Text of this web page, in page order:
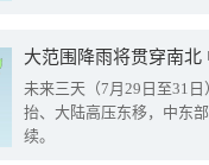
大范围降雨将贯穿南
未来三天（7月29日至31
抬、大陆高压东移，中东
续。